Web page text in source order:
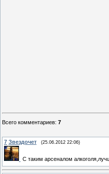
Всего комментариев: 7
7 Звездочет (25.06.2012 22:06)
С таким арсеналом